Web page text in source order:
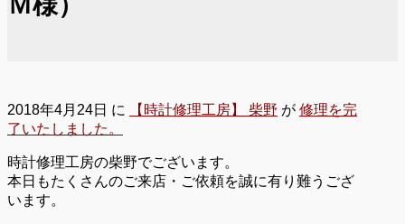
2018年4月24日 に 【時計修理工房】 柴野 が 修理を完
了いたしました。
時計修理工房の柴野でございます。
本日もたくさんのご来店・ご依頼を誠に有り難うござ
います。